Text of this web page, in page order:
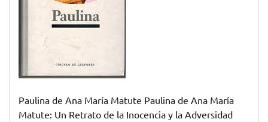
de
Ana
Paulina de Ana María Matute Paulina de Ana María
Matute: Un Retrato de la Inocencia y la Adversidad